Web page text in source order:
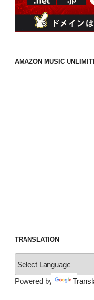
AMAZON MUSIC
TRANSLATION
Powered by